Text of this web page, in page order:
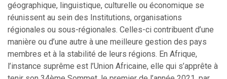
géographique, linguistique, culturelle ou économique se
réunissent au sein des Institutions, organisations
régionales ou sous-régionales. Celles-ci contribuent d’une
manière ou d’une autre à une meilleure gestion des pays
membres et à la stabilité de leurs régions. En Afrique,
l’instance suprême est l’Union Africaine, elle qui s’apprête à